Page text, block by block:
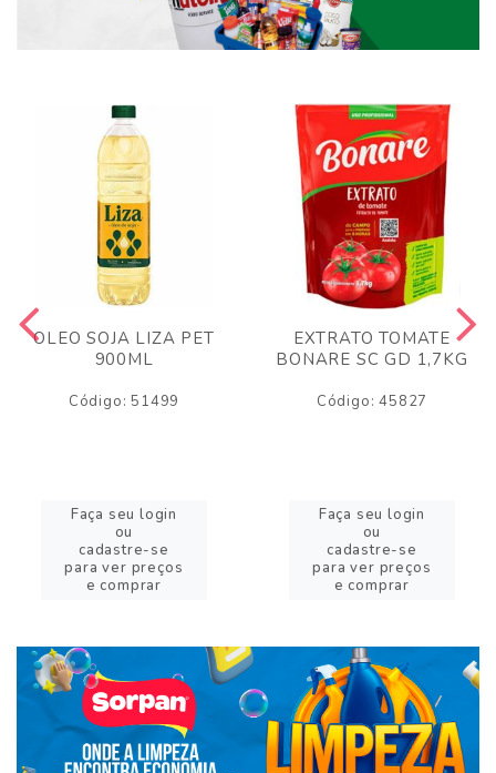
OLEO SOJA LIZA PET
900ML
Código: 51499
Faça seu login
ou
cadastre-se
para ver preços
e comprar
EXTRATO TOMATE
BONARE SC GD 1,7KG
Código: 45827
Faça seu login
ou
cadastre-se
para ver preços
e comprar